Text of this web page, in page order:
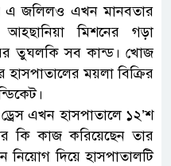
এ জলিলও এখন মানবতার
আহ্ছানিয়া মিশনের গড়া
তুঘলকি সব কান্ড। খোজ
হাসপাতালের ময়লা বিক্রির
এখন হাসপাতালে ১২’শ
কি কাজ করিয়েছেন তার
দিয়ে হাসপাতালটি